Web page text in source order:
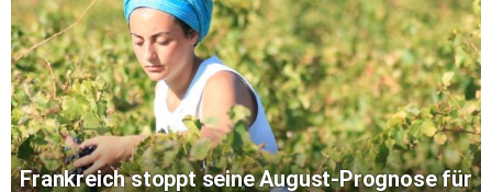
Frankreich stoppt seine August-Prognose für